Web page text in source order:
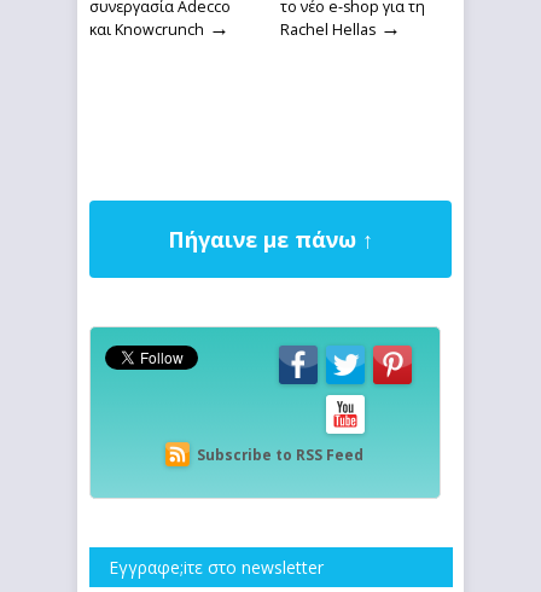
συνεργασία Adecco
και Knowcrunch →
το νέο e-shop για τη
Rachel Hellas →
Πήγαινε με πάνω ↑
Subscribe to RSS Feed
Εγγραφe;iτε στο newsletter